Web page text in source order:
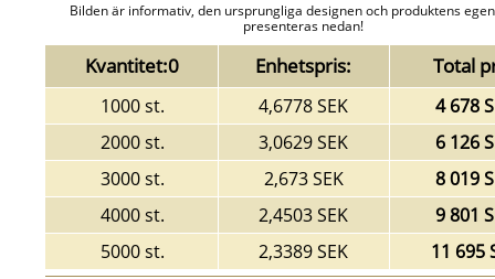
Bilden är informativ, den ursprungliga designen och produktens
presenteras nedan!
Kvantitet:0 Enhetspris: Total
1000 st. 4,6778 SEK
4 678
2000 st.
3,0629 SEK
6 126
3000 st.
2,673 SEK
8 019
4000 st.
2,4503 SEK
9 801
5000 st.
2,3389 SEK 11 695